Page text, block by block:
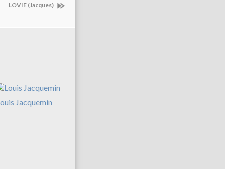
LOVIE (Jacques)
Jacquemin